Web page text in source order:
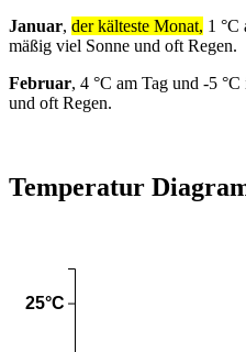
Januar, der kälteste Monat, 1 °C
mäßig viel Sonne und oft Regen.
Februar, 4 °C am Tag und -5
und oft Regen.
Temperatur